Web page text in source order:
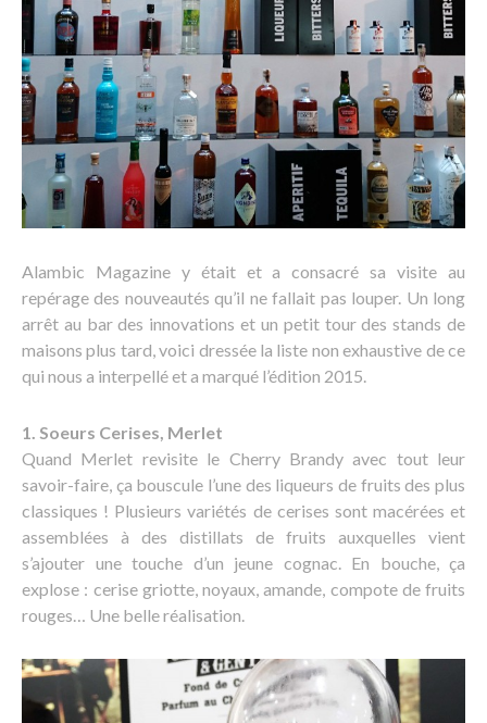
Alambic Magazine y était et a consacré sa visite au
repérage des nouveautés qu’il ne fallait pas louper. Un long
arrêt au bar des innovations et un petit tour des stands de
maisons plus tard, voici dressée la liste non exhaustive de ce
qui nous a interpellé et a marqué l’édition 2015.
1. Soeurs Cerises, Merlet
Quand Merlet revisite le Cherry Brandy avec tout leur
savoir-faire, ça bouscule l’une des liqueurs de fruits des plus
classiques ! Plusieurs variétés de cerises sont macérées et
assemblées à des distillats de fruits auxquelles vient
s’ajouter une touche d’un jeune cognac. En bouche, ça
explose : cerise griotte, noyaux, amande, compote de fruits
rouges… Une belle réalisation.